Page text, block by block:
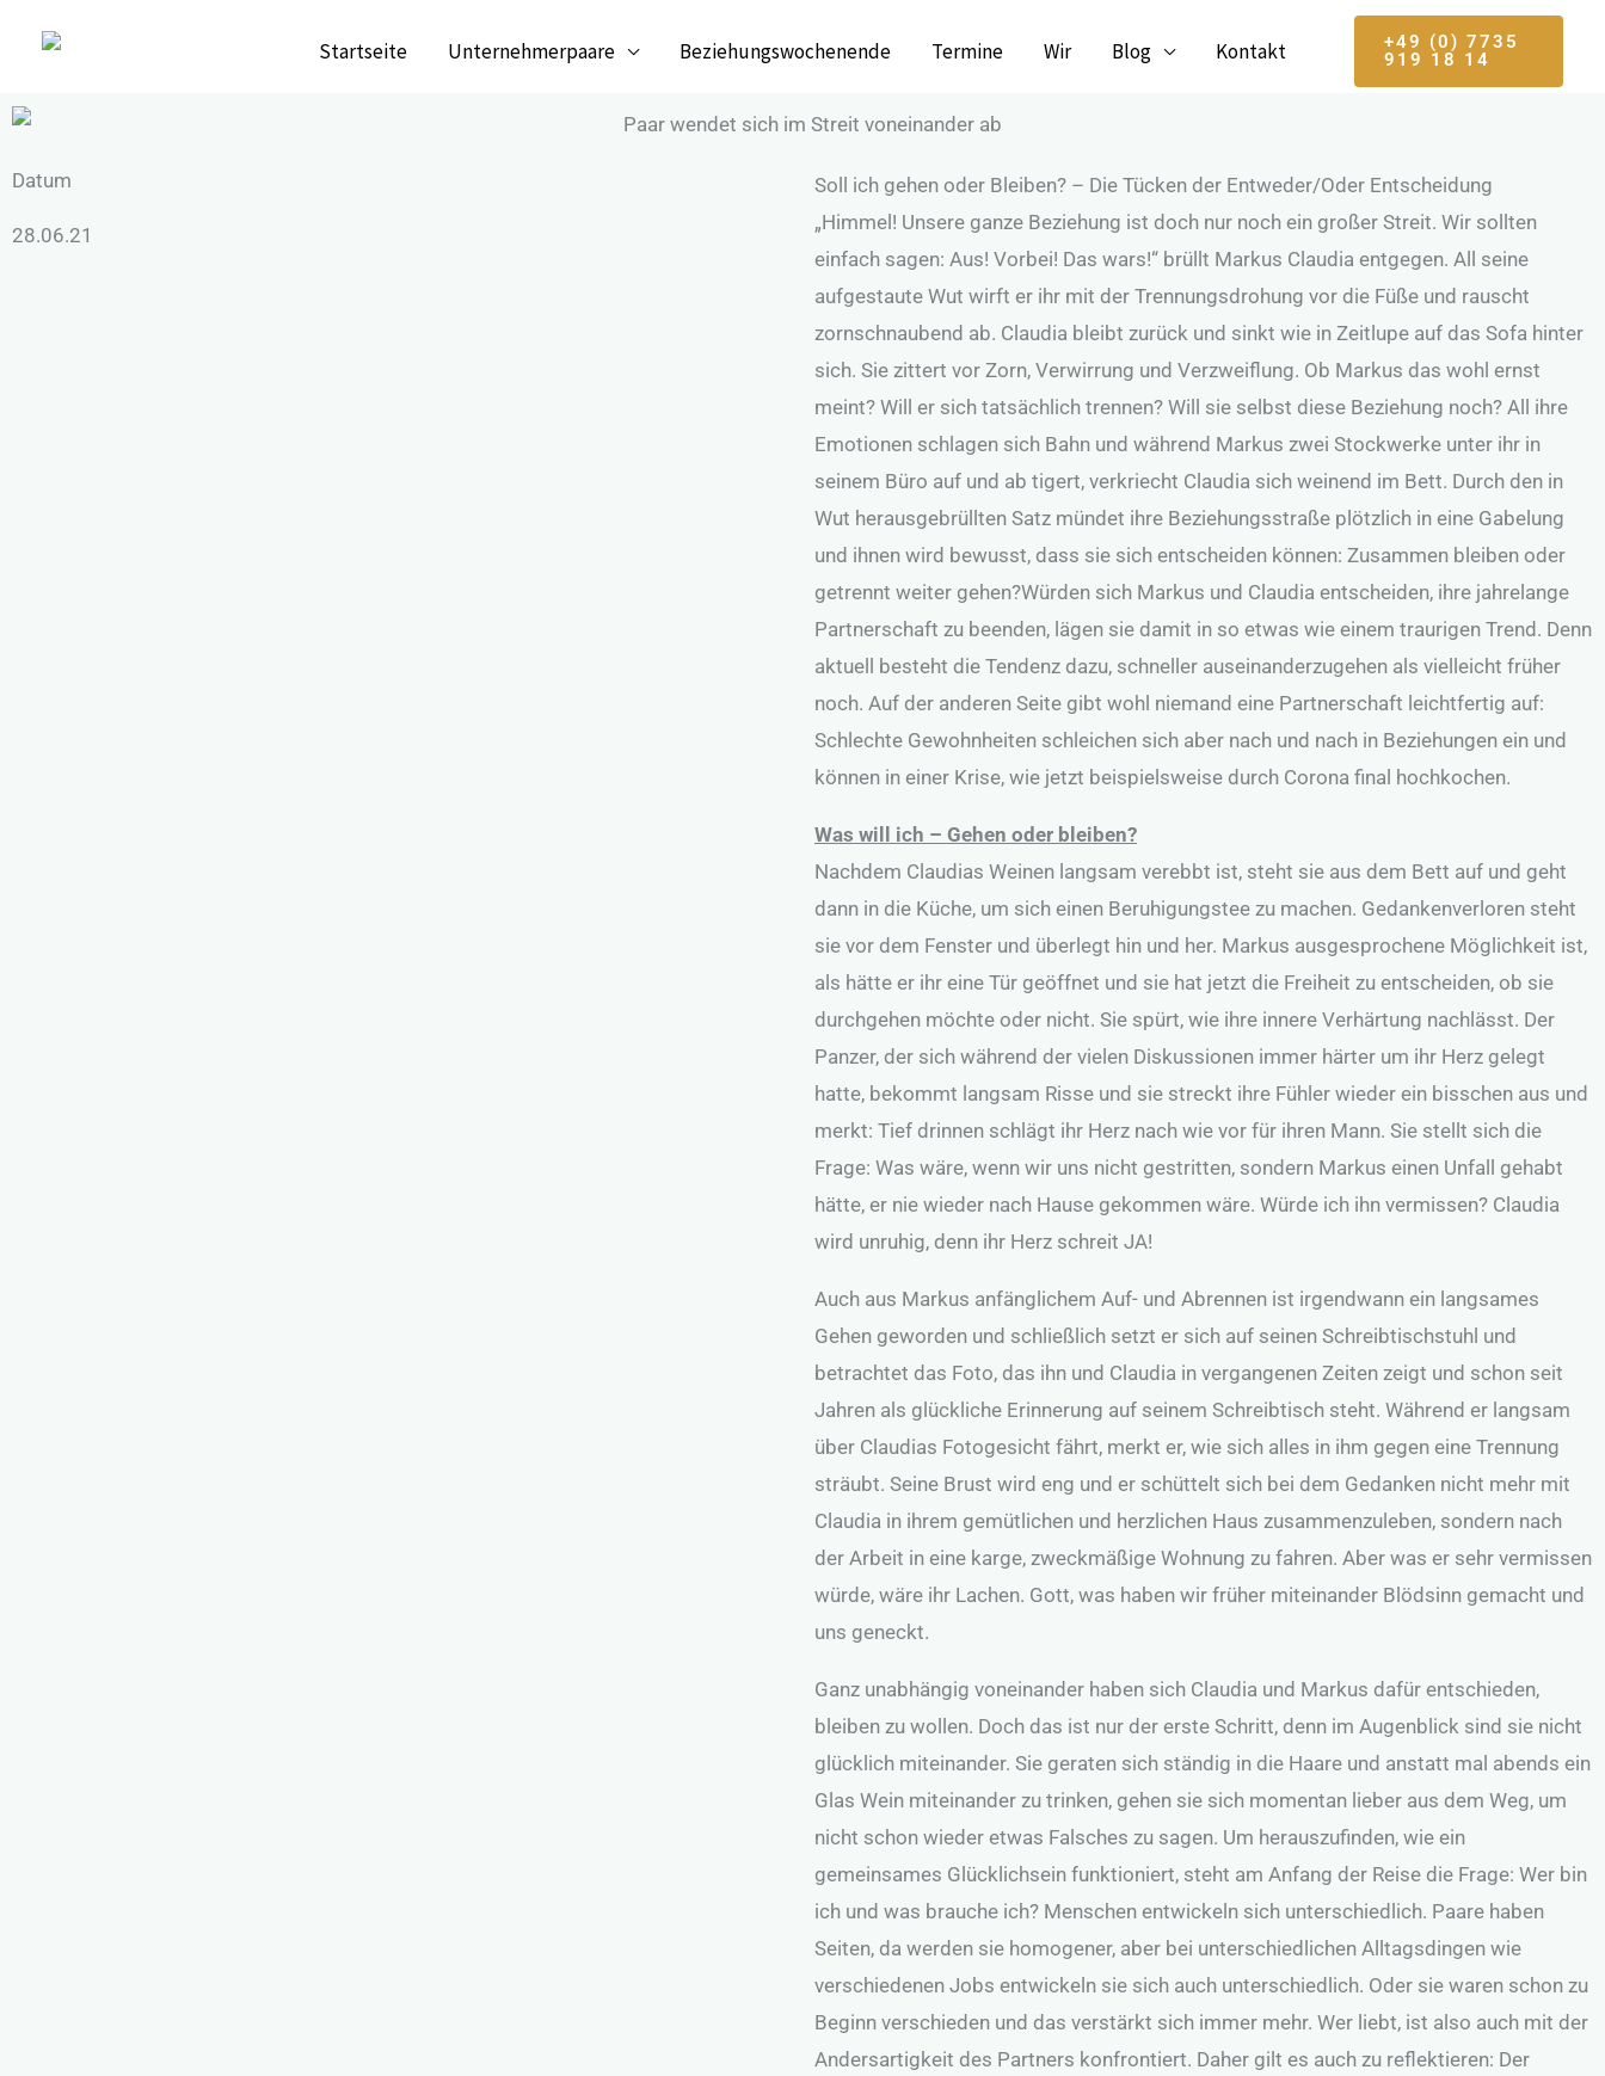
Inhalt
Startseite Unternehmerpaare Beziehungswochenende Termine Wir Blog Kontakt
+49 (0) 7735
919 18 14
Datum
28.06.21
Soll ich gehen oder Bleiben? – Die Tücken der Entweder/Oder Entscheidung
„Himmel! Unsere ganze Beziehung ist doch nur noch ein großer Streit. Wir sollten
einfach sagen: Aus! Vorbei! Das wars!“ brüllt Markus Claudia entgegen. All seine
aufgestaute Wut wirft er ihr mit der Trennungsdrohung vor die Füße und rauscht
zornschnaubend ab. Claudia bleibt zurück und sinkt wie in Zeitlupe auf das Sofa hinter
sich. Sie zittert vor Zorn, Verwirrung und Verzweiflung. Ob Markus das wohl ernst
meint? Will er sich tatsächlich trennen? Will sie selbst diese Beziehung noch? All ihre
Emotionen schlagen sich Bahn und während Markus zwei Stockwerke unter ihr in
seinem Büro auf und ab tigert, verkriecht Claudia sich weinend im Bett. Durch den in
Wut herausgebrüllten Satz mündet ihre Beziehungsstraße plötzlich in eine Gabelung
und ihnen wird bewusst, dass sie sich entscheiden können: Zusammen bleiben oder
getrennt weiter gehen?Würden sich Markus und Claudia entscheiden, ihre jahrelange
Partnerschaft zu beenden, lägen sie damit in so etwas wie einem traurigen Trend. Denn
aktuell besteht die Tendenz dazu, schneller auseinanderzugehen als vielleicht früher
noch. Auf der anderen Seite gibt wohl niemand eine Partnerschaft leichtfertig auf:
Schlechte Gewohnheiten schleichen sich aber nach und nach in Beziehungen ein und
können in einer Krise, wie jetzt beispielsweise durch Corona final hochkochen.
Was will ich – Gehen oder bleiben?
Nachdem Claudias Weinen langsam verebbt ist, steht sie aus dem Bett auf und geht
dann in die Küche, um sich einen Beruhigungstee zu machen. Gedankenverloren steht
sie vor dem Fenster und überlegt hin und her. Markus ausgesprochene Möglichkeit ist,
als hätte er ihr eine Tür geöffnet und sie hat jetzt die Freiheit zu entscheiden, ob sie
durchgehen möchte oder nicht. Sie spürt, wie ihre innere Verhärtung nachlässt. Der
Panzer, der sich während der vielen Diskussionen immer härter um ihr Herz gelegt
hatte, bekommt langsam Risse und sie streckt ihre Fühler wieder ein bisschen aus und
merkt: Tief drinnen schlägt ihr Herz nach wie vor für ihren Mann. Sie stellt sich die
Frage: Was wäre, wenn wir uns nicht gestritten, sondern Markus einen Unfall gehabt
hätte, er nie wieder nach Hause gekommen wäre. Würde ich ihn vermissen? Claudia
wird unruhig, denn ihr Herz schreit JA!
Auch aus Markus anfänglichem Auf- und Abrennen ist irgendwann ein langsames
Gehen geworden und schließlich setzt er sich auf seinen Schreibtischstuhl und
betrachtet das Foto, das ihn und Claudia in vergangenen Zeiten zeigt und schon seit
Jahren als glückliche Erinnerung auf seinem Schreibtisch steht. Während er langsam
über Claudias Fotogesicht fährt, merkt er, wie sich alles in ihm gegen eine Trennung
sträubt. Seine Brust wird eng und er schüttelt sich bei dem Gedanken nicht mehr mit
Claudia in ihrem gemütlichen und herzlichen Haus zusammenzuleben, sondern nach
der Arbeit in eine karge, zweckmäßige Wohnung zu fahren. Aber was er sehr vermissen
würde, wäre ihr Lachen. Gott, was haben wir früher miteinander Blödsinn gemacht und
uns geneckt.
Ganz unabhängig voneinander haben sich Claudia und Markus dafür entschieden,
bleiben zu wollen. Doch das ist nur der erste Schritt, denn im Augenblick sind sie nicht
glücklich miteinander. Sie geraten sich ständig in die Haare und anstatt mal abends ein
Glas Wein miteinander zu trinken, gehen sie sich momentan lieber aus dem Weg, um
nicht schon wieder etwas Falsches zu sagen. Um herauszufinden, wie ein
gemeinsames Glücklichsein funktioniert, steht am Anfang der Reise die Frage: Wer bin
ich und was brauche ich? Menschen entwickeln sich unterschiedlich. Paare haben
Seiten, da werden sie homogener, aber bei unterschiedlichen Alltagsdingen wie
verschiedenen Jobs entwickeln sie sich auch unterschiedlich. Oder sie waren schon zu
Beginn verschieden und das verstärkt sich immer mehr. Wer liebt, ist also auch mit der
Andersartigkeit des Partners konfrontiert. Daher gilt es auch zu reflektieren: Der